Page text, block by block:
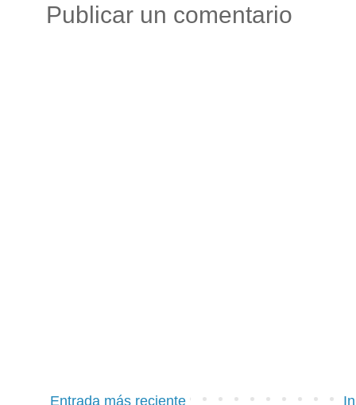
Publicar un comentario
Entrada más reciente